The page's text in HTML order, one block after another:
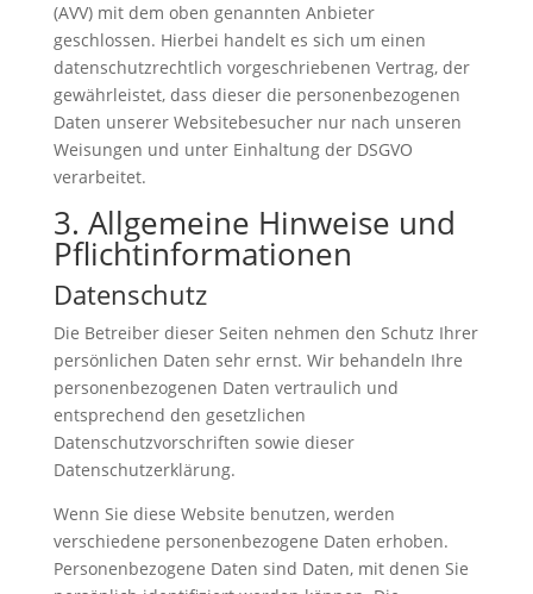
(AVV) mit dem oben genannten Anbieter
geschlossen. Hierbei handelt es sich um einen
datenschutzrechtlich vorgeschriebenen Vertrag, der
gewährleistet, dass dieser die personenbezogenen
Daten unserer Websitebesucher nur nach unseren
Weisungen und unter Einhaltung der DSGVO
verarbeitet.
3. Allgemeine Hinweise und
Pflicht­informationen
Datenschutz
Die Betreiber dieser Seiten nehmen den Schutz Ihrer
persönlichen Daten sehr ernst. Wir behandeln Ihre
personenbezogenen Daten vertraulich und
entsprechend den gesetzlichen
Datenschutzvorschriften sowie dieser
Datenschutzerklärung.
Wenn Sie diese Website benutzen, werden
verschiedene personenbezogene Daten erhoben.
Personenbezogene Daten sind Daten, mit denen Sie